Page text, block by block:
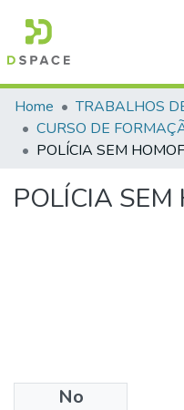
Communities & Collections
All of DSpace
Home
POLÍCIA
No